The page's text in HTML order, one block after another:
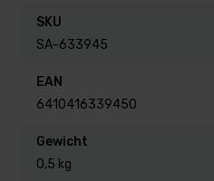
Gewicht:
Afmetingen:
Hoogte 29 cm
SKU
SA-633945
EAN
6410416339450
Gewicht
0,5 kg